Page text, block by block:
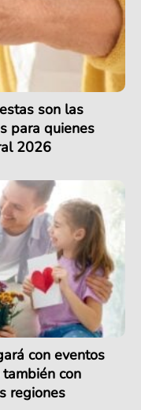
son las
para quienes
2026
con eventos
con
regiones